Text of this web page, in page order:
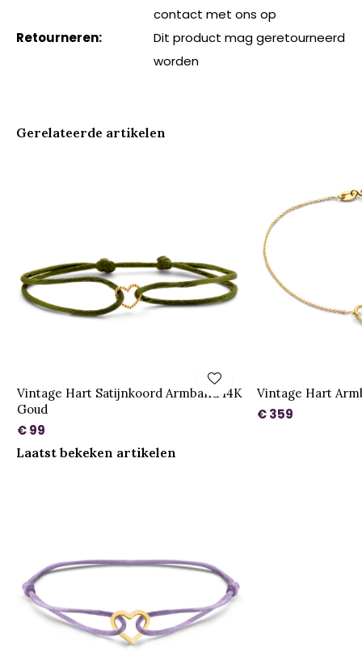
contact met ons op
Retourneren:
Dit product mag geretourneerd
worden
Gerelateerde artikelen
Vintage Hart Satijnkoord Armband 14K
Goud
€ 99
Vintage Hart
€ 359
Laatst bekeken artikelen